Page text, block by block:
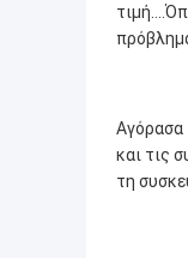
Αγόρασα
και τις
τη